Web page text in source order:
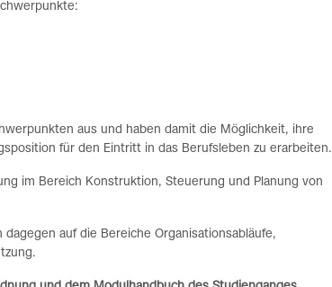
aus und haben damit die Möglichkeit, ihre
für den Eintritt in das Berufsleben zu erarbeiten.
im Bereich Konstruktion, Steuerung und Planung von
auf die Bereiche Organisationsabläufe,